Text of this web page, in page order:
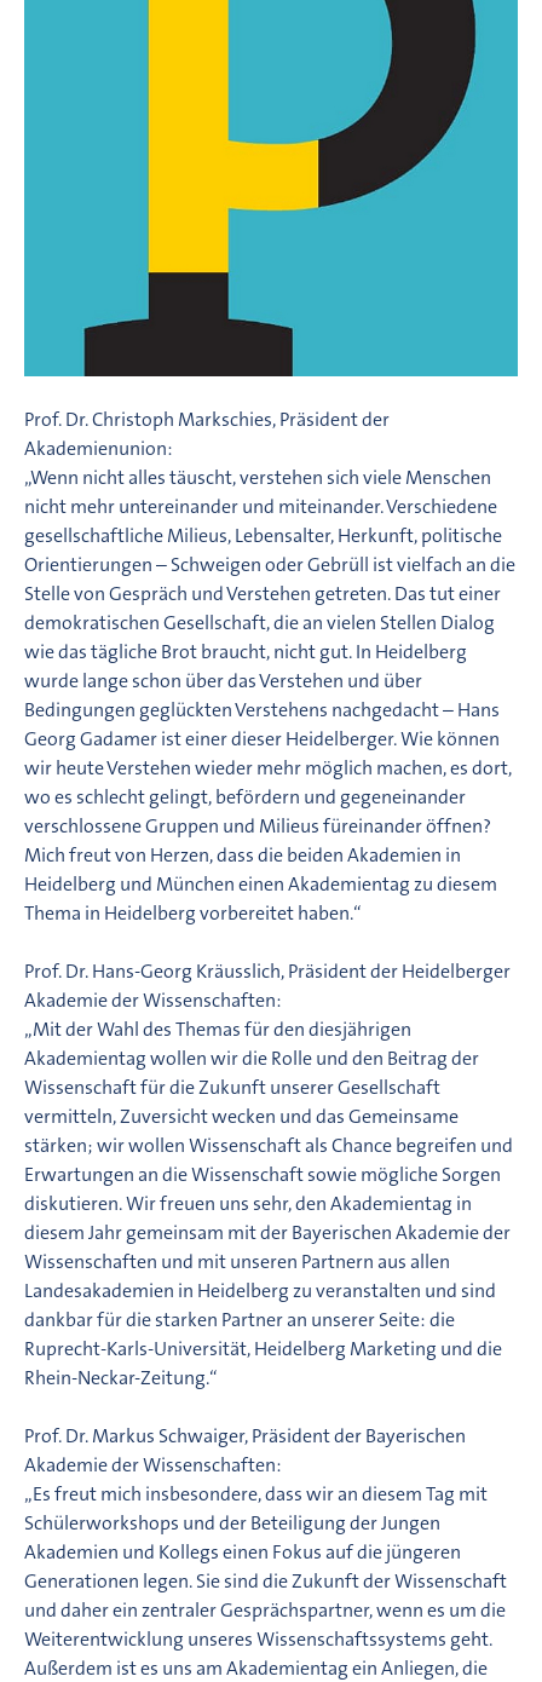
Prof. Dr. Christoph Markschies, Präsident der
Akademienunion:
„Wenn nicht alles täuscht, verstehen sich viele Menschen
nicht mehr untereinander und miteinander. Verschiedene
gesellschaftliche Milieus, Lebensalter, Herkunft, politische
Orientierungen – Schweigen oder Gebrüll ist vielfach an die
Stelle von Gespräch und Verstehen getreten. Das tut einer
demokratischen Gesellschaft, die an vielen Stellen Dialog
wie das tägliche Brot braucht, nicht gut. In Heidelberg
wurde lange schon über das Verstehen und über
Bedingungen geglückten Verstehens nachgedacht – Hans
Georg Gadamer ist einer dieser Heidelberger. Wie können
wir heute Verstehen wieder mehr möglich machen, es dort,
wo es schlecht gelingt, befördern und gegeneinander
verschlossene Gruppen und Milieus füreinander öffnen?
Mich freut von Herzen, dass die beiden Akademien in
Heidelberg und München einen Akademientag zu diesem
Thema in Heidelberg vorbereitet haben.“
Prof. Dr. Hans-Georg Kräusslich, Präsident der Heidelberger
Akademie der Wissenschaften:
„Mit der Wahl des Themas für den diesjährigen
Akademientag wollen wir die Rolle und den Beitrag der
Wissenschaft für die Zukunft unserer Gesellschaft
vermitteln, Zuversicht wecken und das Gemeinsame
stärken; wir wollen Wissenschaft als Chance begreifen und
Erwartungen an die Wissenschaft sowie mögliche Sorgen
diskutieren. Wir freuen uns sehr, den Akademientag in
diesem Jahr gemeinsam mit der Bayerischen Akademie der
Wissenschaften und mit unseren Partnern aus allen
Landesakademien in Heidelberg zu veranstalten und sind
dankbar für die starken Partner an unserer Seite: die
Ruprecht-Karls-Universität, Heidelberg Marketing und die
Rhein-Neckar-Zeitung.“
Prof. Dr. Markus Schwaiger, Präsident der Bayerischen
Akademie der Wissenschaften:
„Es freut mich insbesondere, dass wir an diesem Tag mit
Schülerworkshops und der Beteiligung der Jungen
Akademien und Kollegs einen Fokus auf die jüngeren
Generationen legen. Sie sind die Zukunft der Wissenschaft
und daher ein zentraler Gesprächspartner, wenn es um die
Weiterentwicklung unseres Wissenschaftssystems geht.
Außerdem ist es uns am Akademientag ein Anliegen, die